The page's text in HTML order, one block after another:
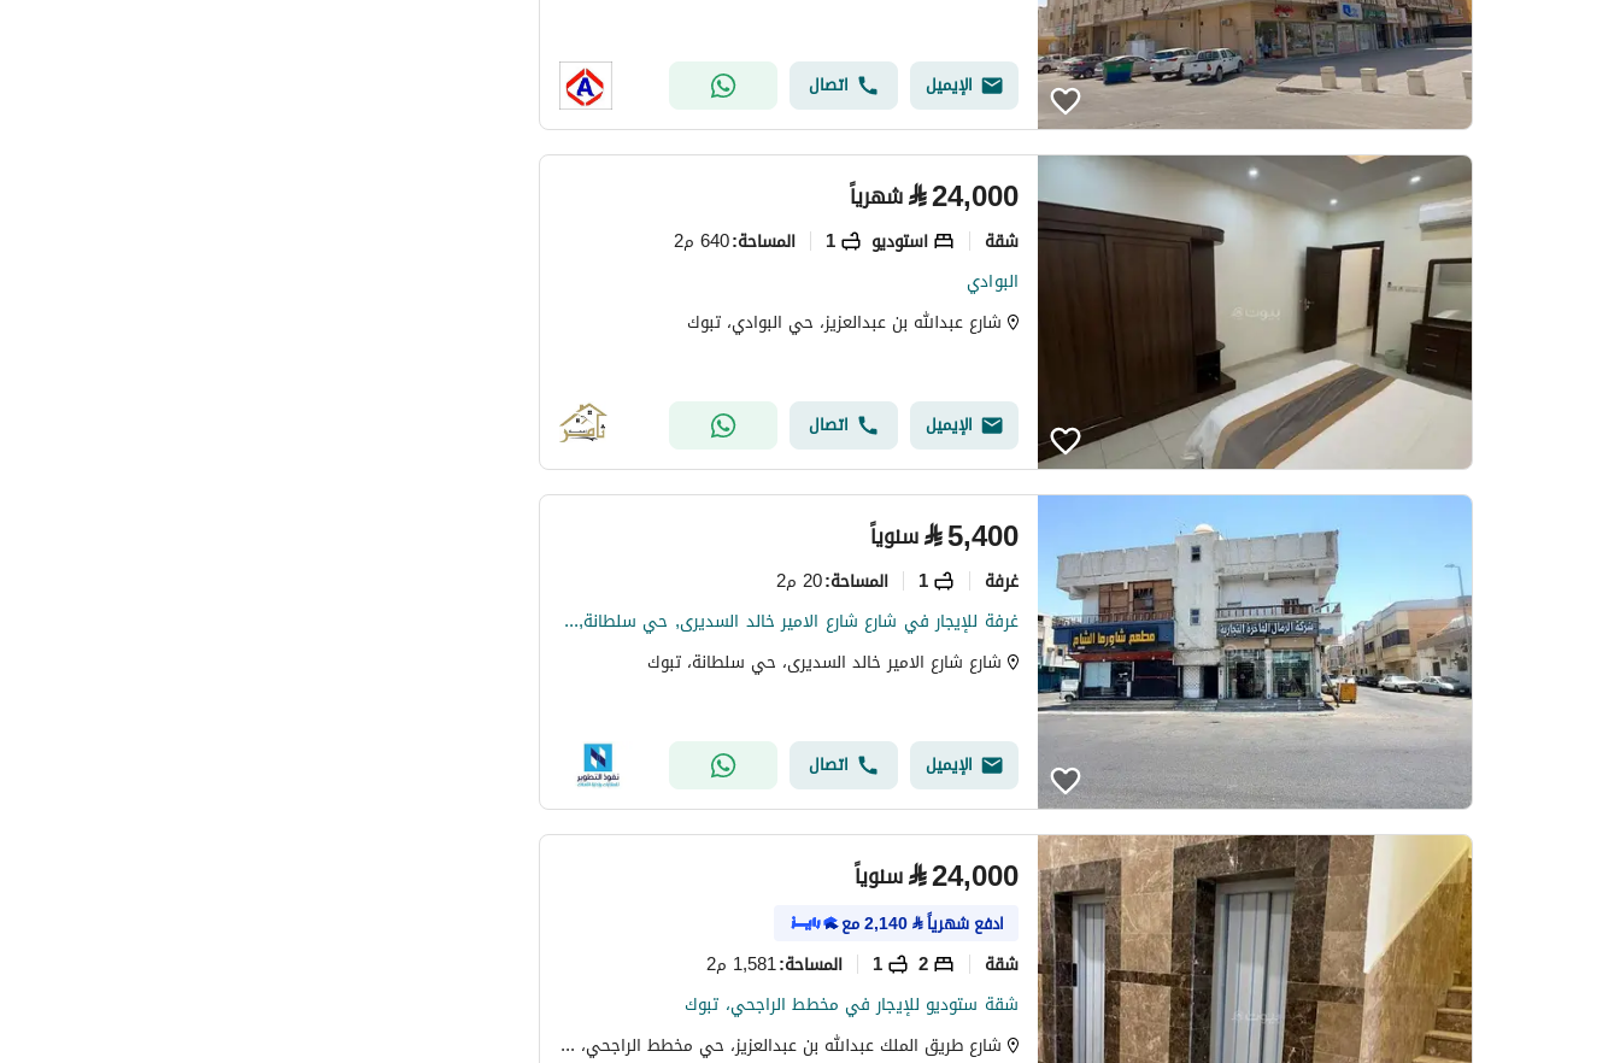
الإيميل اتصال
⃁24,000 شهرياً
شقة استوديو 1 المساحة:640 م2
البوادي
شارع عبدالله بن عبدالعزيز، حي البوادي، تبوك
الإيميل اتصال
⃁5,400 سنوياً
غرفة 1 المساحة:20 م2
غرفة للإيجار في شارع شارع الامير خالد السديرى, حي سلطانة, مدينة تبوك, منطقة تبوك
شارع شارع الامير خالد السديرى، حي سلطانة، تبوك
الإيميل اتصال
⃁24,000 سنوياً
ادفع شهرياً⃁
2,140مع
شقة 2
1 المساحة:1,581 م2
شقة ستوديو للإيجار في مخطط الراجحي، تبوك
شارع طريق الملك عبدالله بن عبدالعزيز، حي مخطط الراجحي، تبوك